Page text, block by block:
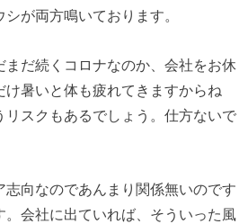
が両方鳴いております。
だ続くコロナなのか、会社をお休
暑いと体も疲れてきますからね
スクもあるでしょう。仕方ないで
向なのであんまり関係無いのです
会社に出ていれば、そういった風